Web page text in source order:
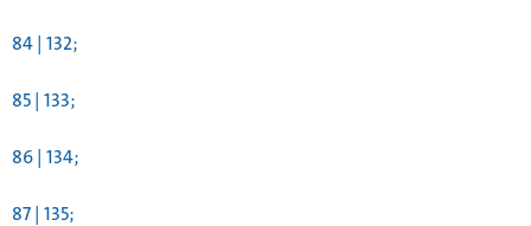
84 | 132;
85 | 133;
86 | 134;
87 | 135;